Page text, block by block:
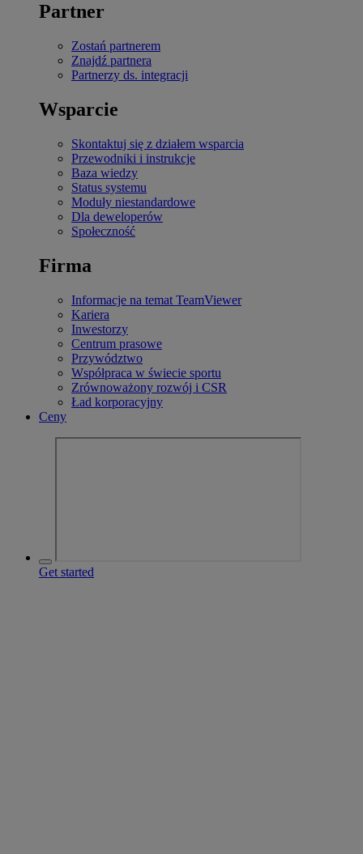
Partner
Zostań partnerem
Znajdź partnera
Partnerzy ds. integracji
Wsparcie
Skontaktuj się z działem wsparcia
Przewodniki i instrukcje
Baza wiedzy
Status systemu
Moduły niestandardowe
Dla deweloperów
Społeczność
Firma
Informacje na temat TeamViewer
Kariera
Inwestorzy
Centrum prasowe
Przywództwo
Współpraca w świecie sportu
Zrównoważony rozwój i CSR
Ład korporacyjny
Ceny
Get started